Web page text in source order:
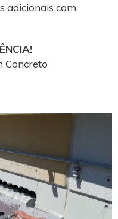
adicionais com
Concreto